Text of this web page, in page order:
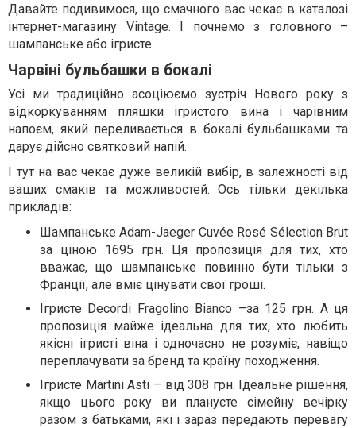
Давайте подивимося, що смачного вас чекає в каталозі
інтернет-магазину Vintage. І почнемо з головного –
шампанське або ігристе.
Чарвіні бульбашки в бокалі
Усі ми традиційно асоціюємо зустріч Нового року з
відкоркуванням пляшки ігристого вина і чарівним
напоєм, який переливається в бокалі бульбашками та
дарує дійсно святковий напій.
І тут на вас чекає дуже великій вибір, в залежності від
ваших смаків та можливостей. Ось тільки декілька
прикладів:
Шампанське Adam-Jaeger Cuvée Rosé Sélection Brut
за ціною 1695 грн. Ця пропозиція для тих, хто
вважає, що шампанське повинно бути тільки з
Франції, але вміє цінувати свої гроші.
Ігристе Decordi Fragolino Bianco –за 125 грн. А ця
пропозиція майже ідеальна для тих, хто любить
якісні ігристі віна і одночасно не розуміє, навіщо
переплачувати за бренд та країну походження.
Ігристе Martini Asti – від 308 грн. Ідеальне рішення,
якщо цього року ви плануєте сімейну вечірку
разом з батьками, які і зараз передають перевагу